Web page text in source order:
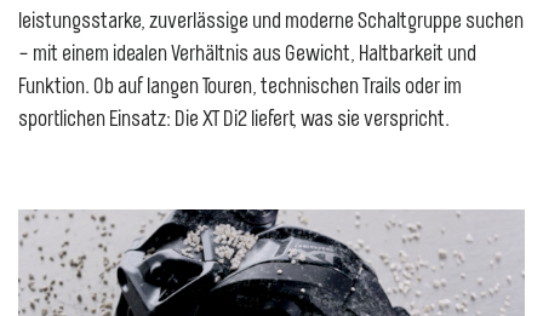
leistungsstarke, zuverlässige und moderne Schaltgruppe suchen
– mit einem idealen Verhältnis aus Gewicht, Haltbarkeit und
Funktion. Ob auf langen Touren, technischen Trails oder im
sportlichen Einsatz: Die XT Di2 liefert, was sie verspricht.